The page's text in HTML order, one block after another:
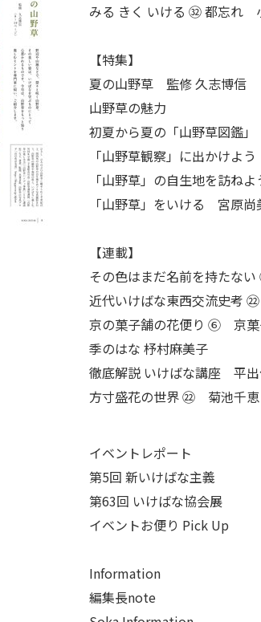
みる きく いける ㉜ 都忘れ
【特集】
夏の山野草 監修 久志博信
山野草の魅力
初夏から夏の「山野草図鑑」
「山野草観察」に出かけよう
「山野草」の自生地を訪ねよ
「山野草」をいける 宮原
【連載】
その色はまだ名前を持たな
近代いけばな東西交流史考
京の菓子舗の花便り ⑥ 京
季のはな 杼村麻美子
徹底解説 いけばな講座 平
方寸盛花の世界 ㉒ 菊池千恵
イベントレポート
第5回 新いけばな主義
第63回 いけばな協会展
イベントお便り Pick Up
Information
編集長note